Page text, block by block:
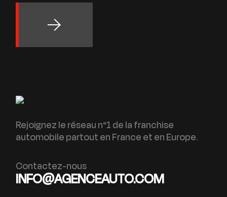
Rejoignez le réseau n°1 de la franchise
automobile partout en France et en Europe.
Contactez-nous
INFO@AGENCEAUTO.COM